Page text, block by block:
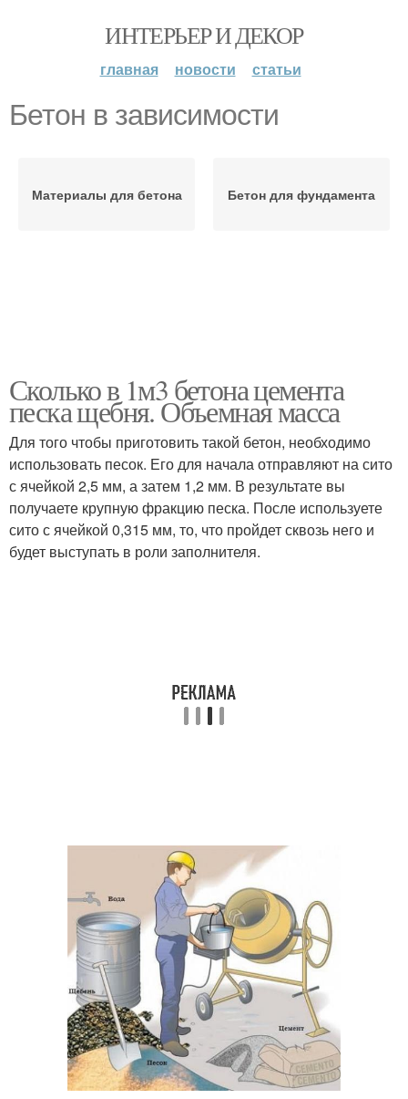
ИНТЕРЬЕР И ДЕКОР
главная новости статьи
Бетон в зависимости
Материалы для бетона Бетон для фундамента
Сколько в 1м3 бетона цемента
песка щебня. Объемная масса
Для того чтобы приготовить такой бетон, необходимо
использовать песок. Его для начала отправляют на сито
с ячейкой 2,5 мм, а затем 1,2 мм. В результате вы
получаете крупную фракцию песка. После используете
сито с ячейкой 0,315 мм, то, что пройдет сквозь него и
будет выступать в роли заполнителя.